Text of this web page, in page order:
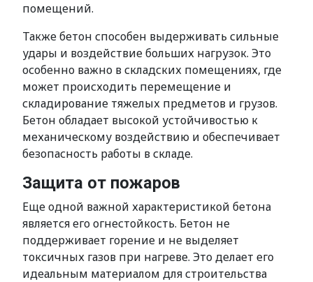
помещений.
Также бетон способен выдерживать сильные
удары и воздействие больших нагрузок. Это
особенно важно в складских помещениях, где
может происходить перемещение и
складирование тяжелых предметов и грузов.
Бетон обладает высокой устойчивостью к
механическому воздействию и обеспечивает
безопасность работы в складе.
Защита от пожаров
Еще одной важной характеристикой бетона
является его огнестойкость. Бетон не
поддерживает горение и не выделяет
токсичных газов при нагреве. Это делает его
идеальным материалом для строительства